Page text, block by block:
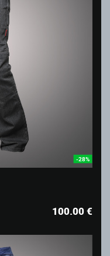
-28%
100.00€